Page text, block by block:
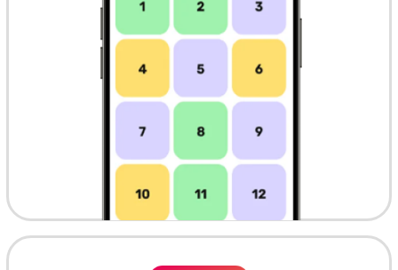
Экзамен как в ГИБДД
Финальный пробный экзамен: те же билеты,
то же время, тот же формат. Придёшь на
что уже делал десятки раз.
Точка 4
Никаких сюрпризов.
Только знакомые
вопросы